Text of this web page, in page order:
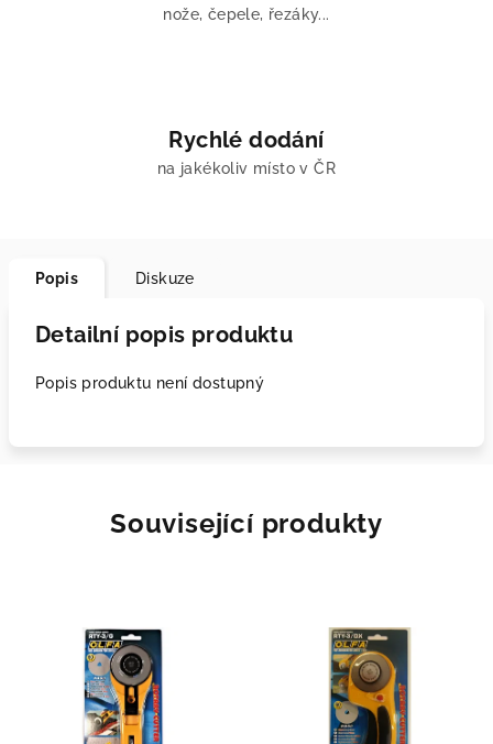
nože, čepele, řezáky...
Rychlé dodání
na jakékoliv místo v ČR
Popis Diskuze
Detailní popis produktu
Popis produktu není dostupný
Související produkty